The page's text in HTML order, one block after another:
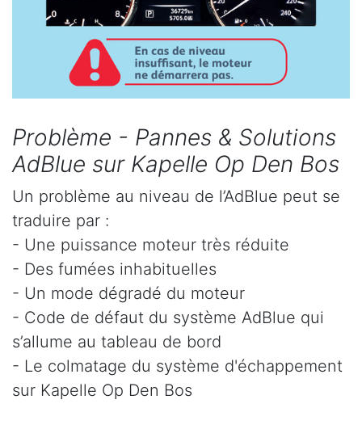
Problème - Pannes & Solutions
AdBlue sur Kapelle Op Den Bos
Un problème au niveau de l’AdBlue peut se
traduire par :
- Une puissance moteur très réduite
- Des fumées inhabituelles
- Un mode dégradé du moteur
- Code de défaut du système AdBlue qui
s’allume au tableau de bord
- Le colmatage du système d'échappement
sur Kapelle Op Den Bos